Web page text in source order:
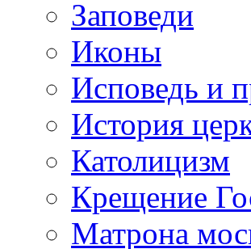
Заповеди
Иконы
Исповедь и
История
Католицизм
Крещение
Матрона